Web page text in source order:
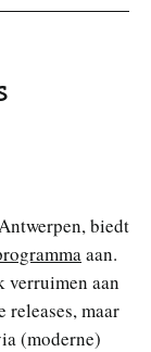
biedt
aan.
verruimen aan
releases, maar
(moderne)